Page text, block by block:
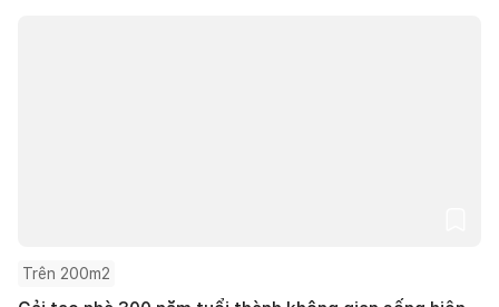
Trên 200m2